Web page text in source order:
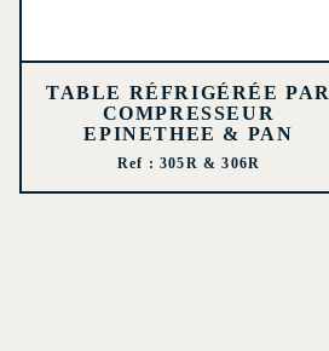
TABLE RÉFRIGÉRÉE PAR
COMPRESSEUR
EPINETHEE & PAN
Ref : 305R & 306R